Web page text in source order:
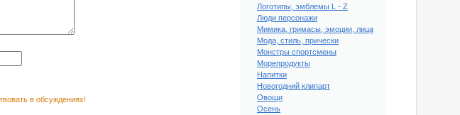
в обсуждениях!
Логотипы, эмблемы L - Z
Люди персонажи
Мимика, гримасы, эмоции, лица
Мода, стиль, прически
Монстры спортсмены
Морепродукты
Напитки
Новогодний клипарт
Овощи
Осень